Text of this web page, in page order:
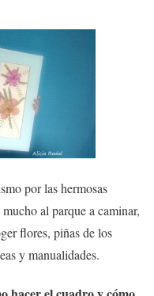
por las hermosas
al parque a caminar,
flores, piñas de los
y manualidades.